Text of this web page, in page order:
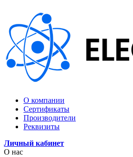
О компании
Сертификаты
Производители
Реквизиты
Личный кабинет
О нас